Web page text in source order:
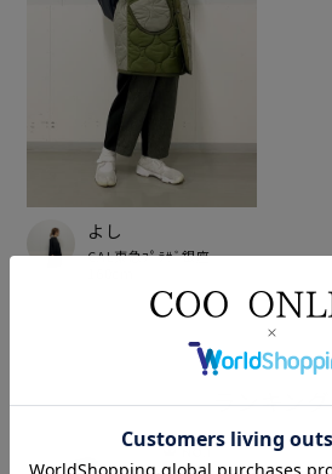
よし
CAL東急ﾌﾟﾗｻﾞ銀座
ランキング